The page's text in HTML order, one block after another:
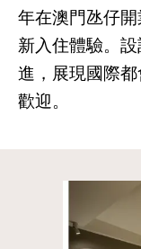
年在澳門氹仔
新入住體驗。
進，展現國際
歡迎。